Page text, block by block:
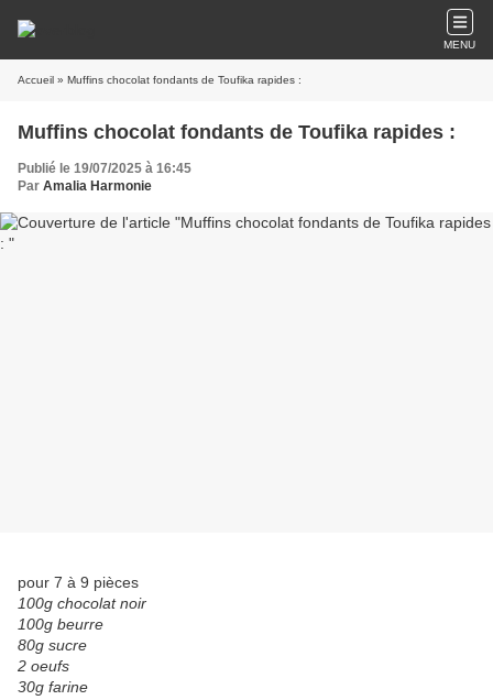
MENU
Accueil » Muffins chocolat fondants de Toufika rapides :
Muffins chocolat fondants de Toufika rapides :
Publié le 19/07/2025 à 16:45
Par Amalia Harmonie
pour 7 à 9 pièces
100g chocolat noir
100g beurre
80g sucre
2 oeufs
30g farine